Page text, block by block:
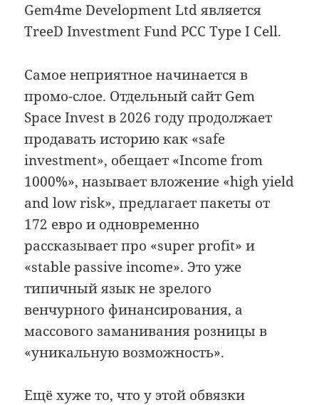
Gem4me Development Ltd является
TreeD Investment Fund PCC Type I Cell.
Самое неприятное начинается в
промо-слое. Отдельный сайт Gem
Space Invest в 2026 году продолжает
продавать историю как «safe
investment», обещает «Income from
1000%», называет вложение «high yield
and low risk», предлагает пакеты от
172 евро и одновременно
рассказывает про «super profit» и
«stable passive income». Это уже
типичный язык не зрелого
венчурного финансирования, а
массового заманивания розницы в
«уникальную возможность».
Ещё хуже то, что у этой обвязки